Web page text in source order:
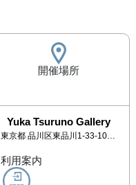
開催場所
Yuka Tsuruno Gallery
東京都 品川区東品川1-33-10-3F
利用案内